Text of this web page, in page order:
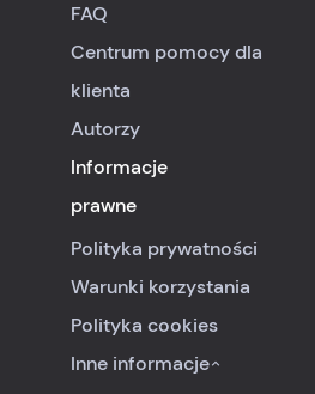
FAQ
Centrum pomocy dla
klienta
Autorzy
Informacje
prawne
Polityka prywatności
Warunki korzystania
Polityka cookies
Inne informacje